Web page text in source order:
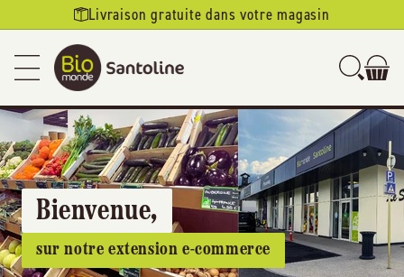
Ignorer et
passer au Livraison gratuite dans votre magasin
Bienvenue,
sur notre extension e-commerce